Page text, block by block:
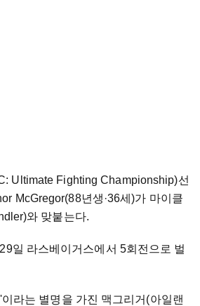
Ultimate Fighting Championship)선
McGregor(88년생 ·36세)가 마이클
와 맞붙는다.
일 라스베이거스에서 5회전으로 벌
라는 별명을 가진 맥그리거(아일랜